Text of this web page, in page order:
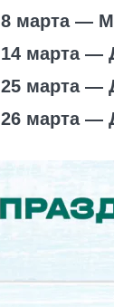
8 марта —
14 марта —
25 марта —
26 марта —